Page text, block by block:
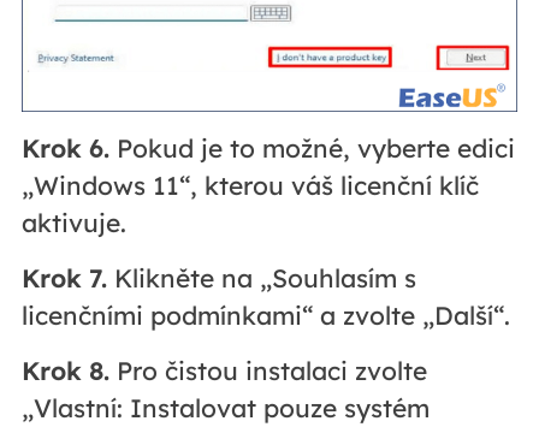
Krok 6.Pokud je to možné, vyberte edici
„Windows 11“, kterou váš licenční klíč
aktivuje.
Krok 7.Klikněte na „Souhlasím s
licenčními podmínkami“ a zvolte „Další“.
Krok 8.Pro čistou instalaci zvolte
„Vlastní: Instalovat pouze systém